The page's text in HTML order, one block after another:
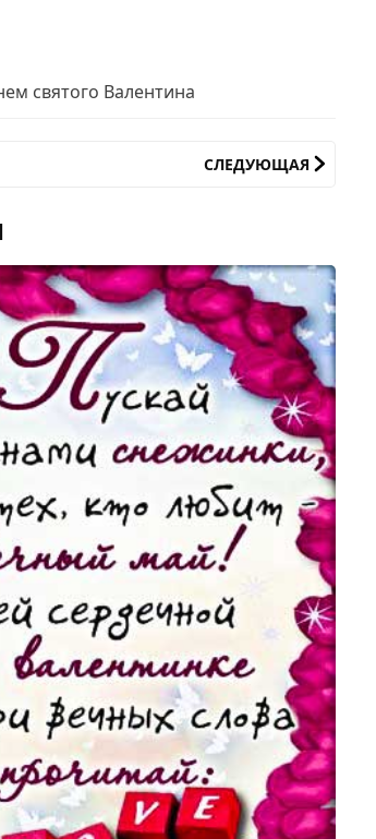
святого Валентина
СЛЕДУЮЩАЯ